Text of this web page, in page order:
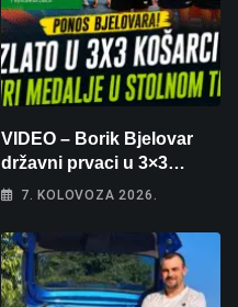
VIDEO – Borik Bjelovar
državni prvaci u 3×3
košarci, Klara Končar je
stolnom tenisu!
7. KOLOVOZA 2026.